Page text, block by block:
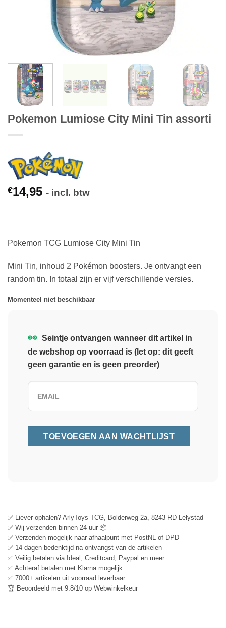
Pokemon Lumiose City Mini Tin assorti
€14,95 - incl. btw
Pokemon TCG Lumiose City Mini Tin
Mini Tin, inhoud 2 Pokémon boosters. Je ontvangt een
random tin. In totaal zijn er vijf verschillende versies.
Momenteel niet beschikbaar
👀 Seintje ontvangen wanneer dit artikel in
de webshop op voorraad is (let op: dit geeft
geen garantie en is geen preorder)
✅ Liever ophalen? ArlyToys TCG, Bolderweg 2a, 8243 RD Lelystad
✅ Wij verzenden binnen 24 uur 📦
✅ Verzenden mogelijk naar afhaalpunt met PostNL of DPD
✅ 14 dagen bedenktijd na ontvangst van de artikelen
✅ Veilig betalen via Ideal, Creditcard, Paypal en meer
✅ Achteraf betalen met Klarna mogelijk
✅ 7000+ artikelen uit voorraad leverbaar
🏆 Beoordeeld met 9.8/10 op Webwinkelkeur